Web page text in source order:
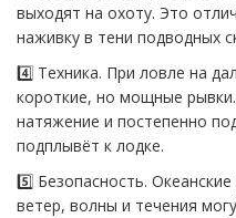
выходят на охоту. Это
наживку в тени подводных
4️⃣ Техника. При ловле на
короткие, но мощные
натяжение и постепенно
подплывёт к лодке.
5️⃣ Безопасность.
ветер, волны и течения